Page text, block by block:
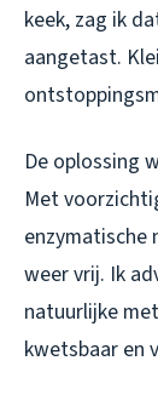
keek, zag ik
aangetast.
De oplossing
Met
enzymatische
weer vrij. Ik
natuurlijke
kwetsbaar en